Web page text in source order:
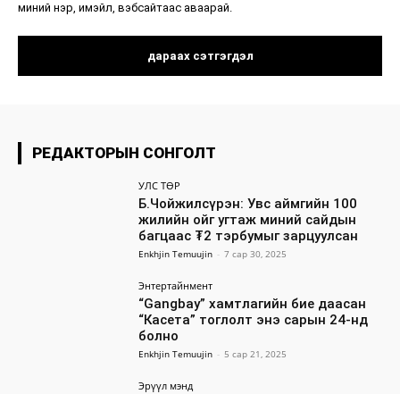
миний нэр, имэйл, вэбсайтаас аваарай.
РЕДАКТОРЫН СОНГОЛТ
УЛС ТӨР
Б.Чойжилсүрэн: Увс аймгийн 100
жилийн ойг угтаж миний сайдын
багцаас ₮2 тэрбумыг зарцуулсан
Enkhjin Temuujin - 7 сар 30, 2025
Энтертайнмент
“Gangbay” хамтлагийн бие даасан
“Касета” тоглолт энэ сарын 24-нд
болно
Enkhjin Temuujin - 5 сар 21, 2025
Эрүүл мэнд